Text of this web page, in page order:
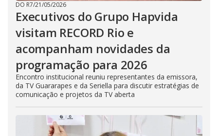
DO R7/21/05/2026
Executivos do Grupo Hapvida
visitam RECORD Rio e
acompanham novidades da
programação para 2026
Encontro institucional reuniu representantes da emissora,
da TV Guararapes e da Seriella para discutir estratégias de
comunicação e projetos da TV aberta